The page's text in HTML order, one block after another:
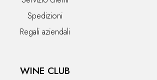
Spedizioni
Regali aziendali
WINE CLUB